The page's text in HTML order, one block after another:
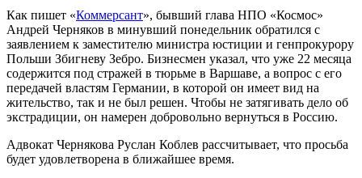
Как пишет «Коммерсант», бывший глава НПО «Космос»
Андрей Черняков в минувший понедельник обратился с
заявлением к заместителю министра юстиции и генпрокурору
Польши Збигневу Зебро. Бизнесмен указал, что уже 22 месяца
содержится под стражей в тюрьме в Варшаве, а вопрос с его
передачей властям Германии, в которой он имеет вид на
жительство, так и не был решен. Чтобы не затягивать дело об
экстрадиции, он намерен добровольно вернуться в Россию.
Адвокат Чернякова Руслан Коблев рассчитывает, что просьба
будет удовлетворена в ближайшее время.